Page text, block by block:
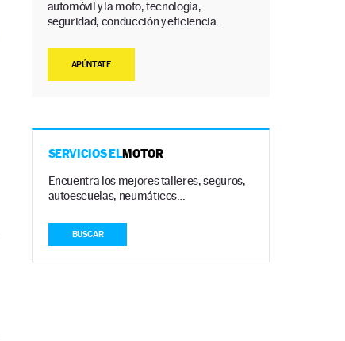
automóvil y la moto, tecnología,
seguridad, conducción y eficiencia.
APÚNTATE
SERVICIOS ELMOTOR
Encuentra los mejores talleres, seguros,
autoescuelas, neumáticos…
BUSCAR